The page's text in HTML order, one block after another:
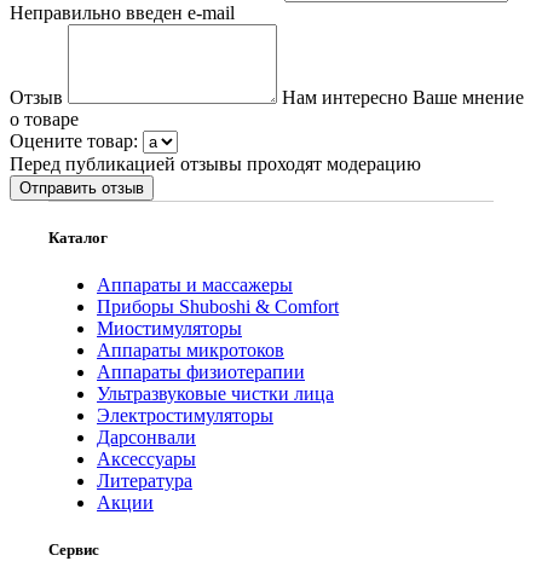
Неправильно введен e-mail
Отзыв
Нам интересно Ваше мнение
о товаре
Оцените товар:
Перед публикацией отзывы проходят модерацию
Каталог
Аппараты и массажеры
Приборы Shuboshi & Comfort
Миостимуляторы
Аппараты микротоков
Аппараты физиотерапии
Ультразвуковые чистки лица
Электростимуляторы
Дарсонвали
Аксессуары
Литература
Акции
Сервис